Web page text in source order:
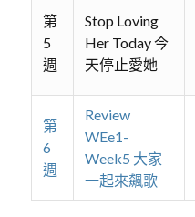
第
5
週
Stop Loving
Her Today 今
天停止愛她
第
6
週
Review
WEe1-
Week5 大家
一起來飆歌